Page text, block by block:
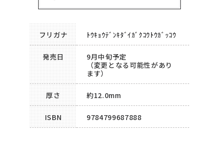
フリガナ ﾄｳｷｮｳﾃﾞﾝｷﾀﾞｲｶﾞｸｺｳﾄｳｶﾞｯｺｳ
発売日
9月中旬予定
（変更となる可能性があり
ます）
厚さ 約12.0mm
ISBN 9784799687888